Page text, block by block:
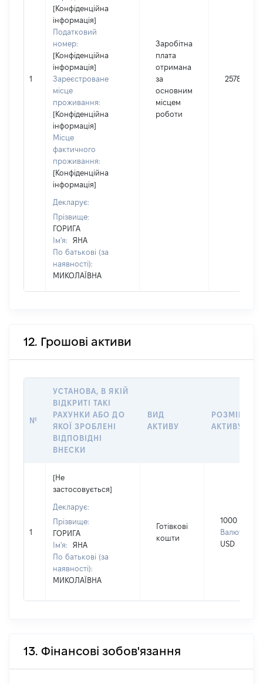
1
[Конфіденційна
інформація]
Податковий
номер:
[Конфіденційна
інформація]
Зареєстроване
місце
проживання:
[Конфіденційна
інформація]
Місце
фактичного
проживання:
[Конфіденційна
інформація]
Декларує:
Прізвище:
ГОРИГА
Ім'я:
ЯНА
По батькові (за
наявності):
МИКОЛАЇВНА
Заробітна
плата
отримана
за
основним
місцем
роботи
25787
12. Грошові активи
№
УСТАНОВА, В ЯКІЙ
ВІДКРИТІ ТАКІ
РАХУНКИ АБО ДО
ЯКОЇ ЗРОБЛЕНІ
ВІДПОВІДНІ
ВНЕСКИ
ВИД
АКТИВУ
РОЗМІР
АКТИВУ
1
[Не
застосовується]
Декларує:
Прізвище:
ГОРИГА
Ім'я:
ЯНА
По батькові (за
наявності):
МИКОЛАЇВНА
Готівкові
кошти
1000
Валюта:
USD
13. Фінансові зобов'язання